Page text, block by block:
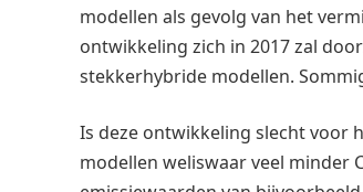
modellen als gevolg van het
ontwikkeling zich in 2017 zal
stekkerhybride modellen.
Is deze ontwikkeling slecht voor
modellen weliswaar veel minder